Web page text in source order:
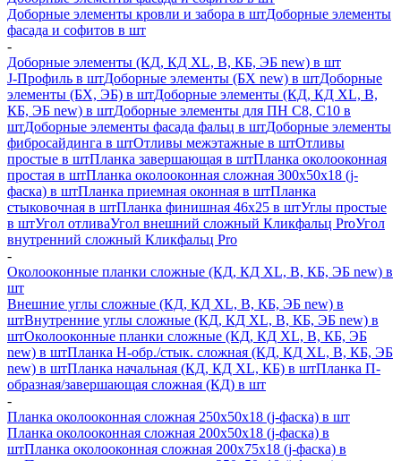
Доборные элементы кровли и забора в штДоборные элементы
фасада и софитов в шт
-
Доборные элементы (КД, КД XL, В, КБ, ЭБ new) в шт
J-Профиль в штДоборные элементы (БХ new) в штДоборные
элементы (БХ, ЭБ) в штДоборные элементы (КД, КД XL, В,
КБ, ЭБ new) в штДоборные элементы для ПН С8, С10 в
штДоборные элементы фасада фальц в штДоборные элементы
фибросайдинга в штОтливы межэтажные в штОтливы
простые в штПланка завершающая в штПланка околооконная
простая в штПланка околооконная сложная 300х50х18 (j-
фаска) в штПланка приемная оконная в штПланка
стыковочная в штПланка финишная 46х25 в штУглы простые
в штУгол отливаУгол внешний сложный Кликфальц ProУгол
внутренний сложный Кликфальц Pro
-
Околооконные планки сложные (КД, КД XL, В, КБ, ЭБ new) в
шт
Внешние углы сложные (КД, КД XL, В, КБ, ЭБ new) в
штВнутренние углы сложные (КД, КД XL, В, КБ, ЭБ new) в
штОколооконные планки сложные (КД, КД XL, В, КБ, ЭБ
new) в штПланка H-обр./стык. сложная (КД, КД XL, В, КБ, ЭБ
new) в штПланка начальная (КД, КД XL, КБ) в штПланка П-
образная/завершающая сложная (КД) в шт
-
Планка околооконная сложная 250х50х18 (j-фаска) в шт
Планка околооконная сложная 200х50х18 (j-фаска) в
штПланка околооконная сложная 200х75х18 (j-фаска) в